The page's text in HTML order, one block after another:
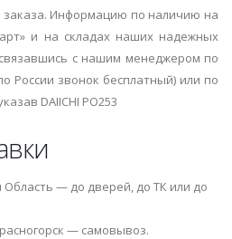
заказа. Информацию по наличию на
и на складах наших надежных
с нашим менеджером по
России звонок бесплатный) или по
DAIICHI PO253
Область — до дверей, до ТК или до
— самовывоз.